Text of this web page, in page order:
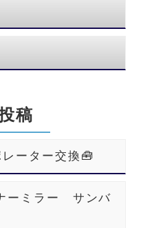
稿
ーター交換🧰
ーミラー サンバ